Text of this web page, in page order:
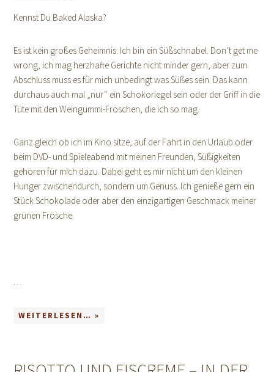
Kennst Du Baked Alaska?
Es ist kein großes Geheimnis: Ich bin ein Süßschnabel. Don’t get me
wrong, ich mag herzhafte Gerichte nicht minder gern, aber zum
Abschluss muss es für mich unbedingt was Süßes sein. Das kann
durchaus auch mal „nur“ ein Schokoriegel sein oder der Griff in die
Tüte mit den Weingummi-Fröschen, die ich so mag.
Ganz gleich ob ich im Kino sitze, auf der Fahrt in den Urlaub oder
beim DVD- und Spieleabend mit meinen Freunden, Süßigkeiten
gehören für mich dazu. Dabei geht es mir nicht um den kleinen
Hunger zwischendurch, sondern um Genuss. Ich genieße gern ein
Stück Schokolade oder aber den einzigartigen Geschmack meiner
grünen Frösche.
…
WEITERLESEN… »